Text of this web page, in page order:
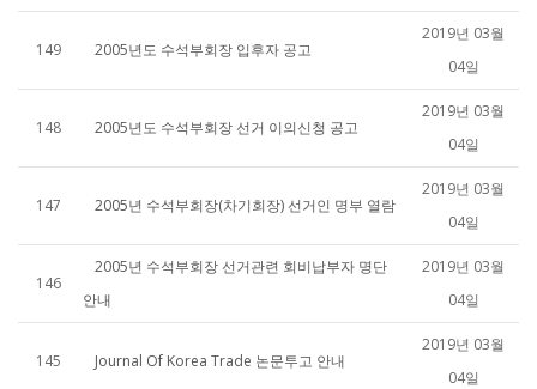
149 2005년도 수석부회장 입후자 공고
2019년 03월
04일
148 2005년도 수석부회장 선거 이의신청 공고
2019년 03월
04일
147 2005년 수석부회장(차기회장) 선거인 명부 열람
2019년 03월
04일
146
2005년 수석부회장 선거관련 회비납부자 명단
안내
2019년 03월
04일
145 Journal Of Korea Trade 논문투고 안내
2019년 03월
04일